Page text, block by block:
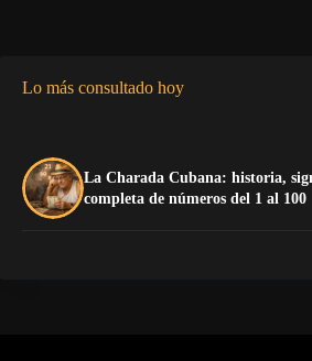
Lo más consultado hoy
La Charada Cubana: historia,
completa de números del 1 al 100